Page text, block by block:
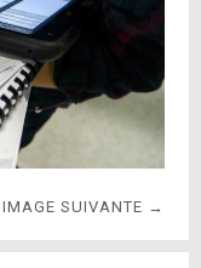
IMAGE SUIVANTE →